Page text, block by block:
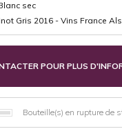
sec
Gris 2016 - Vins France
POUR PLUS
Bouteille(s) en rupture de